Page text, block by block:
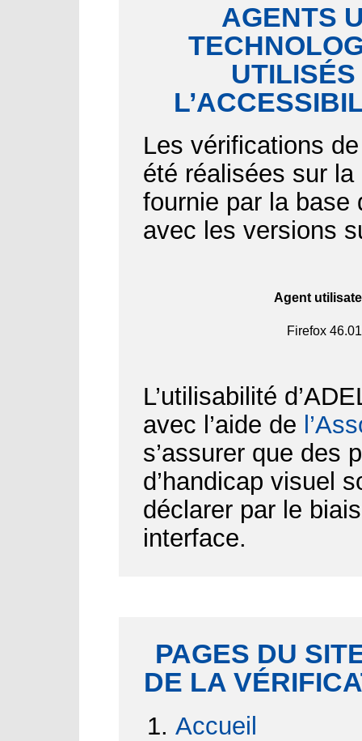
AGENTS
Les vérifications
été réalisées sur
fournie par la base
avec les versions
Agent
Firefox46.01
L’utilisabilité
avec l’aide de
s’assurer que des
d’handicap visuel
déclarer par le
interface.
PAGES DU
DE LA
Accueil